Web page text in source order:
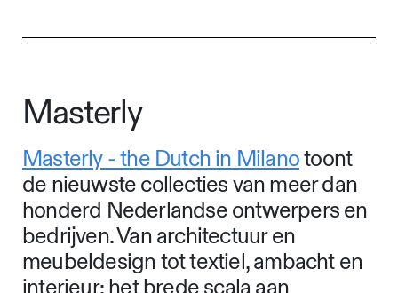
Masterly
Masterly - the Dutch in Milanotoont
de nieuwste collecties van meer dan
honderd Nederlandse ontwerpers en
bedrijven. Van architectuur en
meubeldesign tot textiel, ambacht en